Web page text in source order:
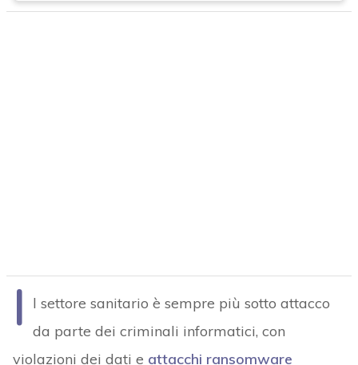
considerare sempre più un’architettura zero-trust
per migliorare la loro posizione di sicurezza
informatica.